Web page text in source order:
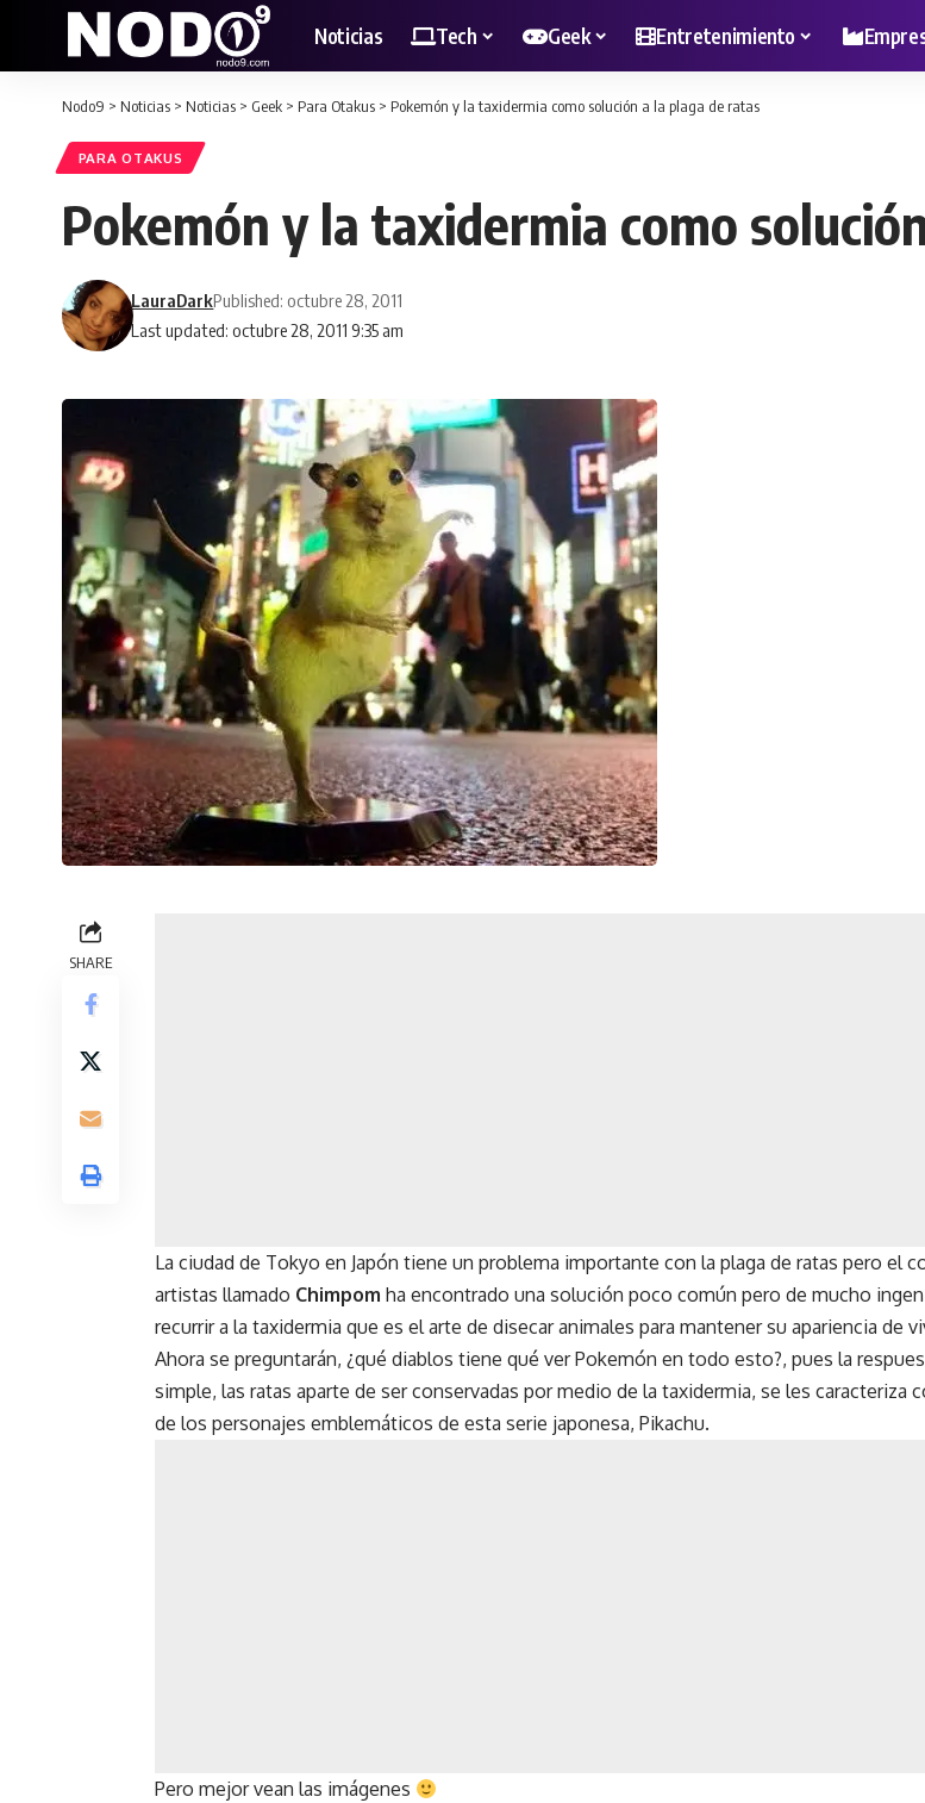
Noticias Tech Geek Entretenimiento
Nodo9 > Noticias > Noticias > Geek > Para Otakus > Pokemón y la taxidermia como solución a la plaga de ratas
PARA OTAKUS
Pokemón y la taxidermia como
Last updated: octubre 28, 2011 9:35 am
LauraDarkPublished: octubre 28, 2011
SHARE
La ciudad de Tokyo en Japón tiene un problema importante con la plaga de ratas pero el
artistas llamado Chimpom ha encontrado una solución poco común pero de mucho
recurrir a la taxidermia que es el arte de disecar animales para mantener su apariencia de
Ahora se preguntarán, ¿qué diablos tiene qué ver Pokemón en todo esto?, pues la
simple, las ratas aparte de ser conservadas por medio de la taxidermia, se les caracteriza
de los personajes emblemáticos de esta serie japonesa, Pikachu.
Pero mejor vean las imágenes